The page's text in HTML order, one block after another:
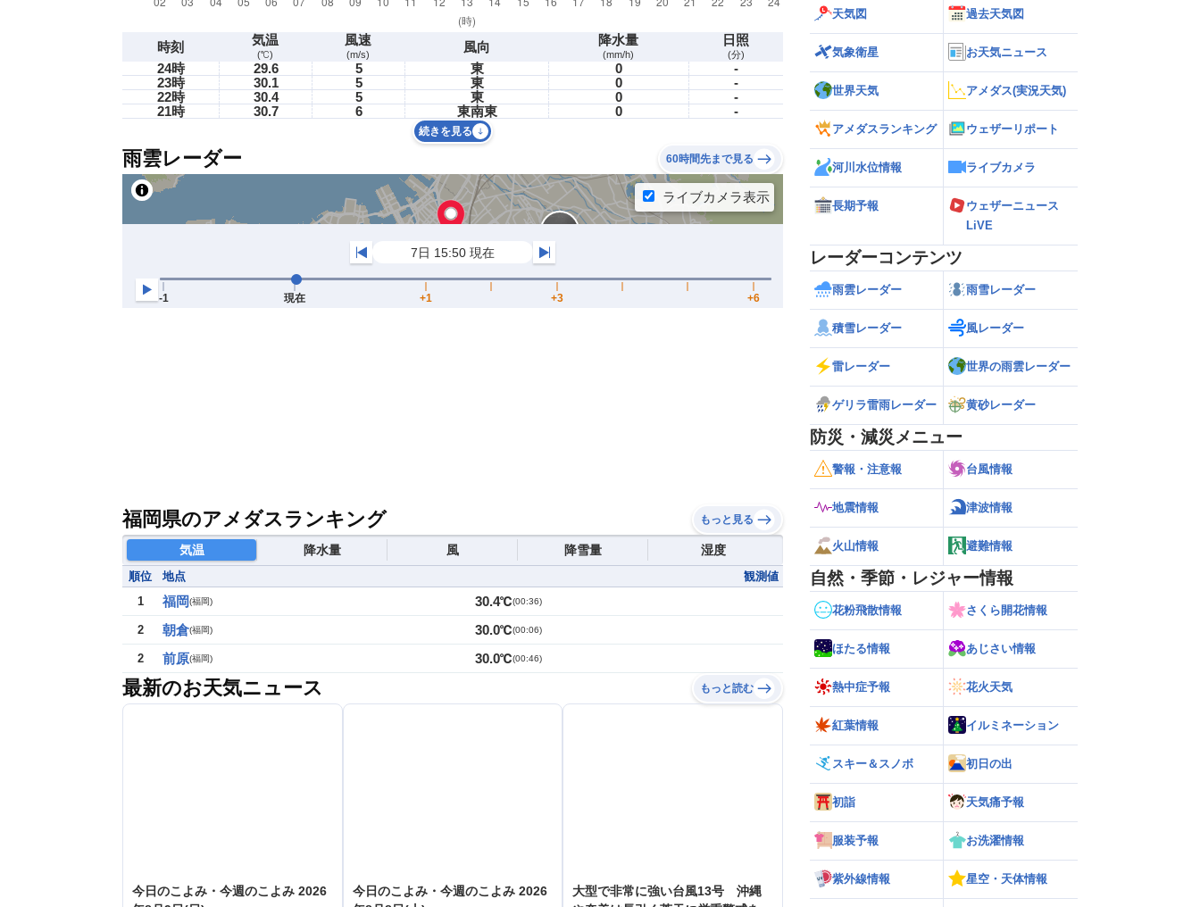
時刻 気温
(℃)
風速
(m/s) 風向 降水量
(mm/h)
日照
(分)
24時 29.6 5 東 0
-
23時
30.1 5 東 0
-
22時
30.4 5 東 0
-
21時
30.7 6 東南東 0 -
続きを見る
雨雲レーダー 60時間先まで見る
福岡県のアメダスランキング もっと見る
気温 降水量 風 降雪量 湿度
順位 地点
観測値
1
福岡(福岡) 30.4℃(00:36)
2 朝倉(福岡) 30.0℃(00:06)
2 前原(福岡) 30.0℃(00:46)
最新のお天気ニュース もっと読む
今日のこよみ・今週のこよみ 2026
今日のこよみ・今週のこよみ 2026
大型で非常に強い台風13号 沖縄
天気図 過去天気図
気象衛星 お天気ニュース
世界天気 アメダス(実況天気)
アメダスランキング ウェザーリポート
河川水位情報 ライブカメラ
長期予報
ウェザーニュース
LiVE
レーダーコンテンツ
雨雲レーダー 雨雪レーダー
積雪レーダー 風レーダー
雷レーダー 世界の雨雲レーダー
ゲリラ雷雨レーダー 黄砂レーダー
防災・減災メニュー
警報・注意報 台風情報
地震情報 津波情報
火山情報 避難情報
自然・季節・レジャー情報
花粉飛散情報 さくら開花情報
ほたる情報 あじさい情報
熱中症予報 花火天気
紅葉情報 イルミネーション
スキー＆スノボ 初日の出
初詣 天気痛予報
服装予報 お洗濯情報
紫外線情報 星空・天体情報